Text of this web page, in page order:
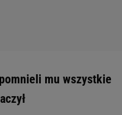
mu wszystkie